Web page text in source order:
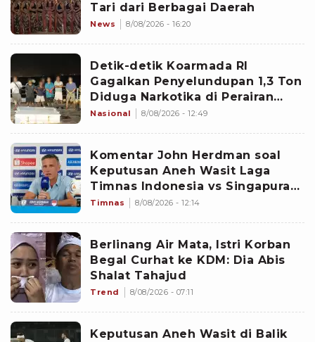
Tari dari Berbagai Daerah
News 8/08/2026 - 16:20
Detik-detik Koarmada RI
Gagalkan Penyelundupan 1,3 Ton
Diduga Narkotika di Perairan
Bintan
Nasional 8/08/2026 - 12:49
Komentar John Herdman soal
Keputusan Aneh Wasit Laga
Timnas Indonesia vs Singapura
di Piala AFF 2026: Percuma
Timnas 8/08/2026 - 12:14
Berlinang Air Mata, Istri Korban
Begal Curhat ke KDM: Dia Abis
Shalat Tahajud
Trend 8/08/2026 - 07:11
Keputusan Aneh Wasit di Balik